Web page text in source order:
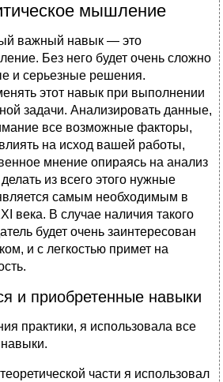
мышление
важный навык — это
Без него будет очень сложно
и серьезные решения.
этот навык при выполнении
задачи. Анализировать данные,
все возможные факторы,
на исход вашей работы,
мнение опираясь на анализ
из всего этого нужные
самым необходимым в
века. В случае наличия такого
будет очень заинтересован
и с легкостью примет на
и приобретенные навыки
практики, я использовала все
части я использовал